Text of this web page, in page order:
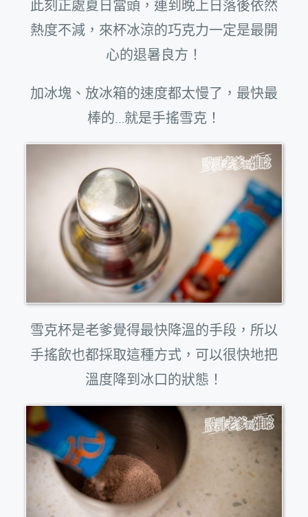
此刻正處夏日當頭，連到晚上日落後依然
熱度不減，來杯冰涼的巧克力一定是最開
心的退暑良方！
加冰塊、放冰箱的速度都太慢了，最快最
棒的…就是手搖雪克！
雪克杯是老爹覺得最快降溫的手段，所以
手搖飲也都採取這種方式，可以很快地把
溫度降到冰口的狀態！